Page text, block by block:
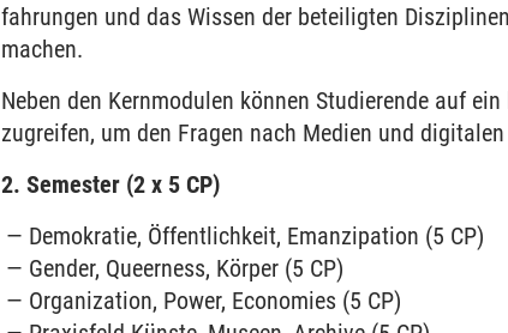
fahrungen und das Wissen der beteiligten
machen.
Neben den Kern­modulen können Studierende auf
zugreifen, um den Fragen nach Medien und
2. Semester (2 x 5 CP)
Demokratie, Öffentlichkeit, Emanzipation (5 CP)
Gender, Queerness, Körper (5 CP)
Organization, Power, Economies (5 CP)